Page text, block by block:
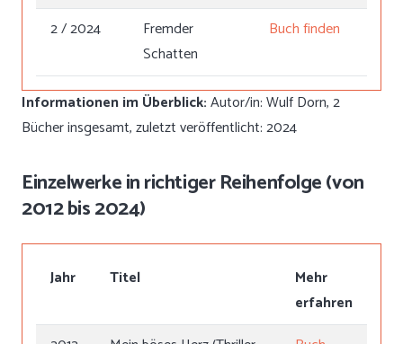
2 / 2024
Fremder
Schatten
Buch finden
Informationen im Überblick:Autor/in: Wulf Dorn, 2
Bücher insgesamt, zuletzt veröffentlicht: 2024
Einzelwerke in richtiger Reihenfolge (von
2012 bis 2024)
Jahr Titel
Mehr
erfahren